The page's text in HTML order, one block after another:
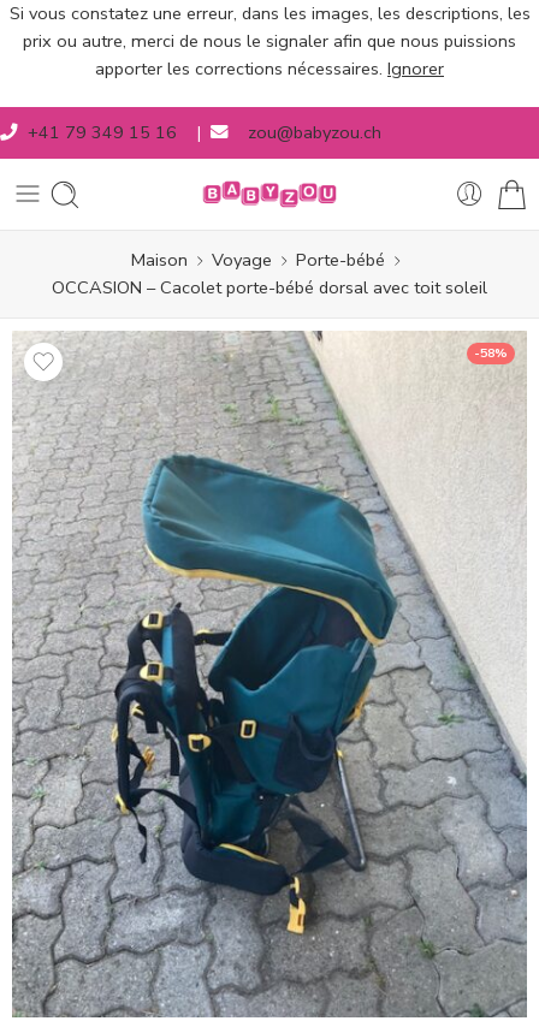
Si vous constatez une erreur, dans les images, les descriptions, les
prix ou autre, merci de nous le signaler afin que nous puissions
apporter les corrections nécessaires. Ignorer
+41 79 349 15 16 | zou@babyzou.ch
Maison Voyage
Porte-bébé
OCCASION – Cacolet porte-bébé dorsal avec toit soleil
-58%